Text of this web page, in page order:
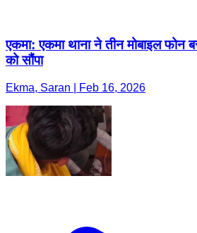
एकमा: एकमा थाना ने तीन मोबाइल फोन
को सौंपा
Ekma, Saran | Feb 16, 2026